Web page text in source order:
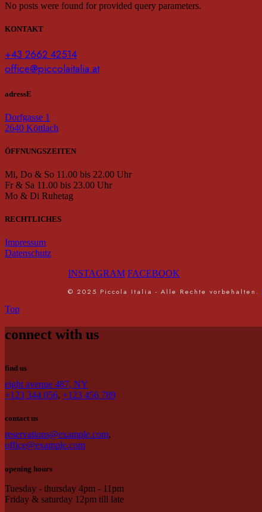
No posts were found for provided query parameters.
KONTAKT
+43 2662 42514
office@piccolaitalia.at
adressE
Dorfgasse 1
2640 Köttlach
ÖFFNUNGSZEITEN
Mi, Do & So 11.00 bis 22.00 Uhr
Fr & Sa 11.00 bis 23.00 Uhr
Mo & Di Ruhetag
RECHTLICHES
Impressum
Datenschutz
INSTAGRAM FACEBOOK
© 2025 Piccola Italia - Alle Rechte vorbehalten.
Top
connect with us
find us
eight avenue 487, NY
+123 344 056, +123 456 789
contact us
reservations@example.com,
office@example.com
opening hours
Tuesday - thursday 4pm - 11pm
Friday & saturday 12pm till late